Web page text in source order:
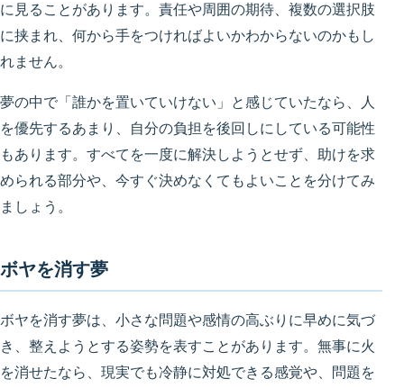
に見ることがあります。責任や周囲の期待、複数の選択肢
に挟まれ、何から手をつければよいかわからないのかもし
れません。
夢の中で「誰かを置いていけない」と感じていたなら、人
を優先するあまり、自分の負担を後回しにしている可能性
もあります。すべてを一度に解決しようとせず、助けを求
められる部分や、今すぐ決めなくてもよいことを分けてみ
ましょう。
ボヤを消す夢
ボヤを消す夢は、小さな問題や感情の高ぶりに早めに気づ
き、整えようとする姿勢を表すことがあります。無事に火
を消せたなら、現実でも冷静に対処できる感覚や、問題を